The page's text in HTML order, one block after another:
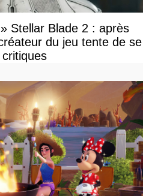
Stellar Blade 2 : après
du jeu tente de se